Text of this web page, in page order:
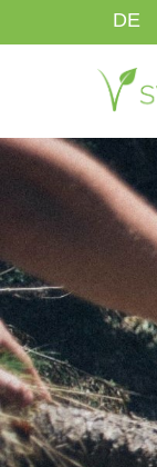
au
DE